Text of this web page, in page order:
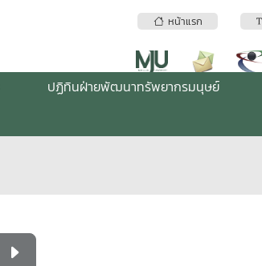
หน้าแรก
ปฏิทินฝ่ายพัฒนาทรัพยากรมนุษย์